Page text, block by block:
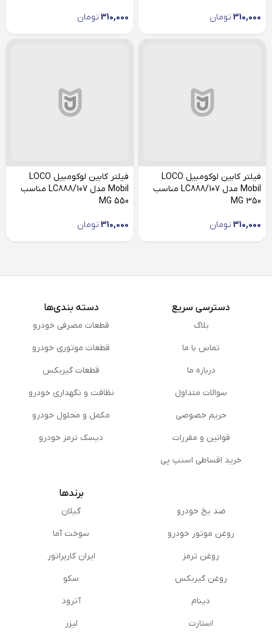
310,000 تومان 310,000 تومان
فیلتر کابین لوکومبیل LOCO
Mobil مدل LC888/107 مناسب
MG 350
310,000 تومان
فیلتر کابین لوکومبیل LOCO
Mobil مدل LC888/107 مناسب
MG 550
310,000 تومان
دسترسی سریع
بلاگ
تماس با ما
درباره ما
سوالات متداول
حریم خصوصی
قوانین و مقررات
خرید اقساطی اسنپ پی
دسته بندی‌ها
قطعات مصرفی خودرو
قطعات موتوری خودرو
قطعات گیربکس
نظافت و نگهداری خودرو
مكمل و محلول خودرو
دیسک ترمز خودرو
ضد یخ خودرو
روغن موتور خودرو
روغن ترمز
روغن گیربكس
دینام
استارت
برندها
گیلان
سوخت آما
ایران کاربراتور
سکو
آترود
لیزر